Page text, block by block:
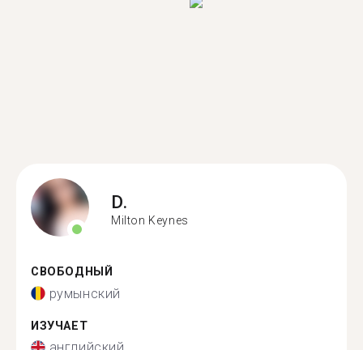
D.
Milton Keynes
СВОБОДНЫЙ
румынский
ИЗУЧАЕТ